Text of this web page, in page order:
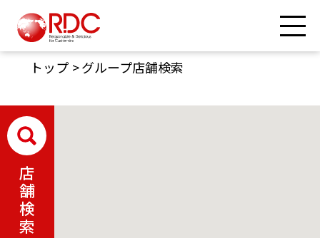
トップ グループ店舗検索
店
舗
検
索